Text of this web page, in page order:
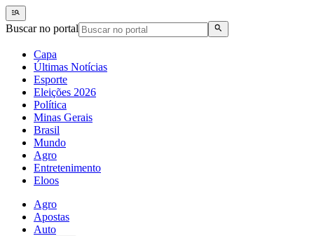
Buscar no portal
Capa
Últimas Notícias
Esporte
Eleições 2026
Política
Minas Gerais
Brasil
Mundo
Agro
Entretenimento
Eloos
Agro
Apostas
Auto